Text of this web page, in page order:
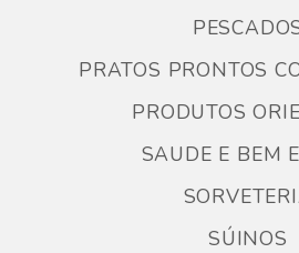
PRATOS PRONTOS
PRODUTOS
SAUDE E BEM
SÚINOS